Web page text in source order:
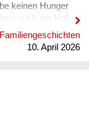
keinen Hunger
auch am Hof
oder so was
Als ich sie
einen Besuch
abschließend:
an ihrer
Familiengeschichten
10. April 2026